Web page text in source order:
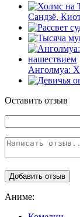
Сандзё,
Анголмуа:
Оставить отзыв
Аниме: